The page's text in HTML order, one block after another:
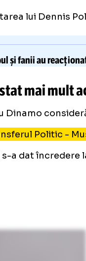
lui Dennis
și fanii au
mai mult
Politic -
s-a dat încredere